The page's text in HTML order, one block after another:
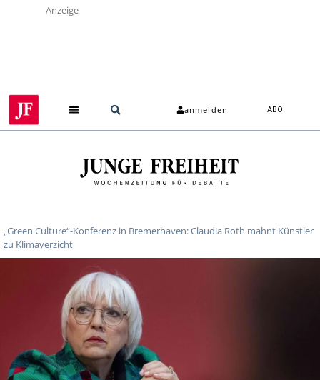
Anzeige
anmelden ABO
„Green Culture“-Konferenz in Bremerhaven: Claudia Roth mahnt Künstler
zu Klimaverzicht